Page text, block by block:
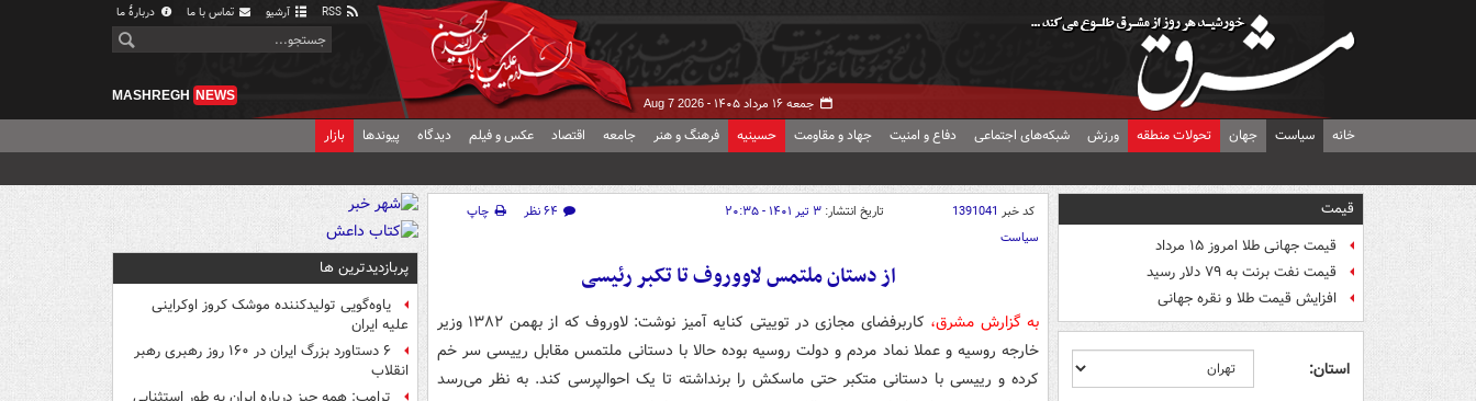
آرشیو تماس با ما دربارهٔ ما
جمعه ۱۶ مرداد ۱۴۰۵ - Aug 7 2026
MASHREGH NEWS
خانه سیاست جهان تحولات منطقه ورزش شبکه‌های اجتماعی دفاع و امنیت جهاد و مقاومت حسینیه فرهنگ و هنر جامعه اقتصاد عکس و فیلم دیدگاه پیوندها بازار
قیمت
قیمت جهانی طلا امروز ۱۵ مرداد
قیمت نفت برنت به ۷۹ دلار رسید
افزایش قیمت طلا و نقره جهانی
استان:
کد خبر 1391041 تاریخ انتشار: ۳ تیر ۱۴۰۱ - ۲۰:۳۵ ۶۴ نظر
چاپ
سیاست
از دستان ملتمس لاووروف تا تکبر رئیسی
به گزارش مشرق،
کاربرفضای مجازی در توییتی کنایه آمیز نوشت: ‏لاوروف که از بهمن ۱۳۸۲ وزیر
خارجه روسیه و عملا نماد مردم و دولت روسیه بوده حالا با دستانی ملتمس مقابل رییسی سر خم
کرده و رییسی با دستانی متکبر حتی ماسکش را برنداشته تا یک احوالپرسی کند. به نظر می‌رسد
پربازدیدترین ها
یاوه‌گویی تولیدکننده موشک کروز اوکراینی
علیه ایران
۶ دستاورد بزرگ ایران در ۱۶۰ روز رهبری رهبر
انقلاب